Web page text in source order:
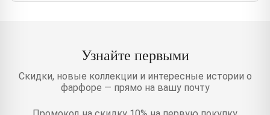
Узнайте первыми
Скидки, новые коллекции и интересные истории о
фарфоре — прямо на вашу почту